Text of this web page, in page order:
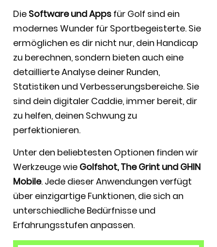
Die Software und Apps für Golf sind ein
modernes Wunder für Sportbegeisterte. Sie
ermöglichen es dir nicht nur, dein Handicap
zu berechnen, sondern bieten auch eine
detaillierte Analyse deiner Runden,
Statistiken und Verbesserungsbereiche. Sie
sind dein digitaler Caddie, immer bereit, dir
zu helfen, deinen Schwung zu
perfektionieren.
Unter den beliebtesten Optionen finden wir
Werkzeuge wie Golfshot, The Grint und GHIN
Mobile. Jede dieser Anwendungen verfügt
über einzigartige Funktionen, die sich an
unterschiedliche Bedürfnisse und
Erfahrungsstufen anpassen.